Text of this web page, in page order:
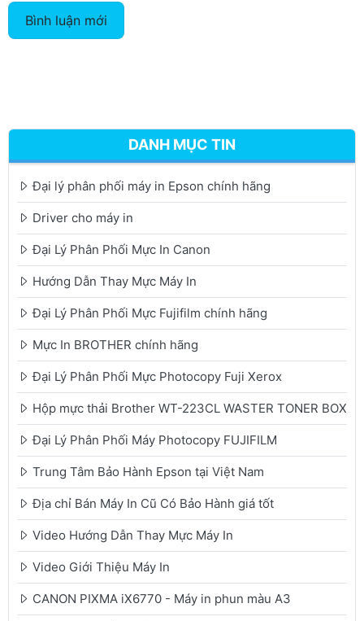
Bình luận mới
DANH MỤC TIN
Đại lý phân phối máy in Epson chính hãng
Driver cho máy in
Đại Lý Phân Phối Mực In Canon
Hướng Dẫn Thay Mực Máy In
Đại Lý Phân Phối Mực Fujifilm chính hãng
Mực In BROTHER chính hãng
Đại Lý Phân Phối Mực Photocopy Fuji Xerox
Hộp mực thải Brother WT-223CL WASTER TONER BOX
Đại Lý Phân Phối Máy Photocopy FUJIFILM
Trung Tâm Bảo Hành Epson tại Việt Nam
Địa chỉ Bán Máy In Cũ Có Bảo Hành giá tốt
Video Hướng Dẫn Thay Mực Máy In
Video Giới Thiệu Máy In
CANON PIXMA iX6770 - Máy in phun màu A3